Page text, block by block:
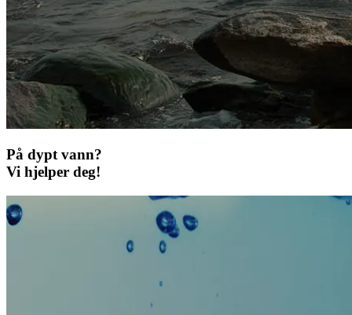
På dypt vann?
Vi hjelper deg!